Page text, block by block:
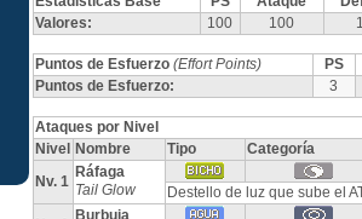
Valores:
100 100
Puntos de Esfuerzo (Effort Points)
PS
Puntos de Esfuerzo:
3
Ataques por Nivel
Nivel
Nombre Tipo
Categoría
Nv. 1
Ráfaga
Tail Glow
Destello de luz que sube el
Burbuja